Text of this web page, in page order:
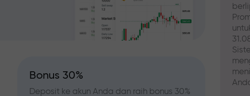
Bonus 30%
Deposit ke akun Anda dan raih bonus 30%